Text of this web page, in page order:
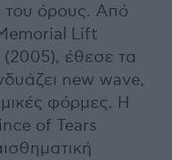
του όρους. Από
Lift
(2005), έθεσε τα
new wave,
φόρμες. Η
of Tears